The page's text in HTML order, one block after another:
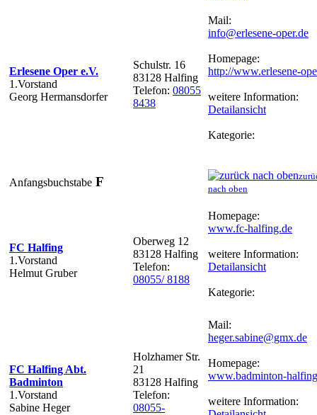
Erlesene Oper e.V.
1.Vorstand
Georg Hermansdorfer
Schulstr. 16
83128 Halfing
Telefon: 08055
8438
Mail:
info@erlesene-oper.de
Homepage:
http://www.erlesene-
weitere Information:
Detailansicht
Kategorie:
Anfangsbuchstabe F
nach oben
FC Halfing
1.Vorstand
Helmut Gruber
Oberweg 12
83128 Halfing
Telefon:
08055/ 8188
Homepage:
www.fc-halfing.de
weitere Information:
Detailansicht
Kategorie:
FC Halfing Abt.
Badminton
1.Vorstand
Sabine Heger
Holzhamer Str.
21
83128 Halfing
Telefon:
08055-
Mail:
heger.sabine@gmx.de
Homepage:
www.badminton-
weitere Information: